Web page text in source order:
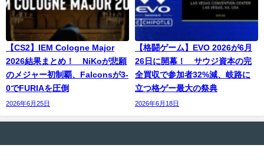
【CS2】IEM Cologne Major
2026結果まとめ！ NiKoが悲願
のメジャー初制覇、Falconsが3-
0でFURIAを圧倒
2026年6月25日
【格闘ゲーム】EVO 2026が6月
26日に開幕！ サウジ資本の完
全買収で参加者32%減、岐路に
立つ格ゲー最大の祭典
2026年6月18日